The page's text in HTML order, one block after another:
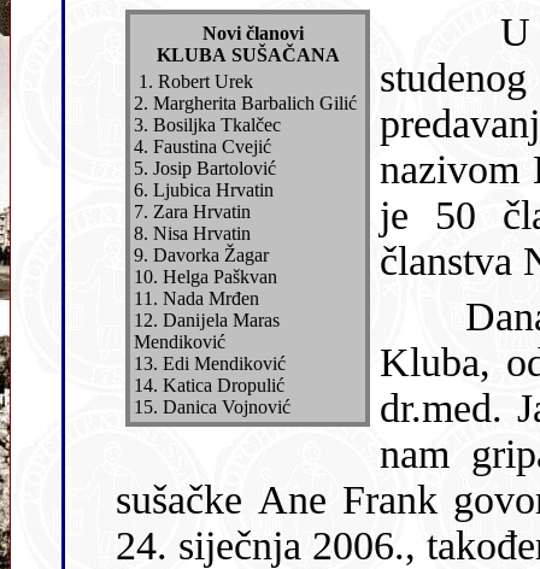
Novi članovi
KLUBA SUŠAČANA
1. Robert Urek
2. Margherita Barbalich Gilić
3. Bosiljka Tkalčec
4. Faustina Cvejić
5. Josip Bartolović
6. Ljubica Hrvatin
7. Zara Hrvatin
8. Nisa Hrvatin
9. Davorka Žagar
10. Helga Paškvan
11. Nada Mrđen
12. Danĳela Maras
Mendiković
13. Edi Mendiković
14. Katica Dropulić
15. Danica Vojnović
nazivom
je 50
Kluba,
dr.med.
nam gripa. O
sušačke Ane Frank
24. siječnja 2006.,